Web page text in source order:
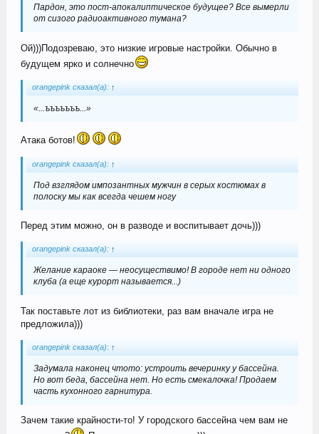
Пардон, это пост-апокалиптическое будущее? Все вымерли
от сизого радиоактивного тумана?
Ой)))Подозреваю, это низкие игровые настройки. Обычно в
будущем ярко и солнечно
orangepink сказал(а): ↑
«...ъъъъъъъ...»
Атака ботов!
orangepink сказал(а): ↑
Под взглядом импозантных мужчин в серых костюмах в
полоску мы как всегда чешем ногу
Перед этим можно, он в разводе и воспитывает дочь)))
orangepink сказал(а): ↑
Желание караоке — неосуществимо! В городе нет ни одного
клуба (а еще курорт называется...)
Так поставьте лот из библиотеки, раз вам вначале игра не
предложила)))
orangepink сказал(а): ↑
Задумала наконец чтото: устроить вечеринку у бассейна.
Но вот беда, бассейна нет. Но есть смекалочка! Продаем
часть кухонного гарнитура.
Зачем такие крайности-то! У городского бассейна чем вам не